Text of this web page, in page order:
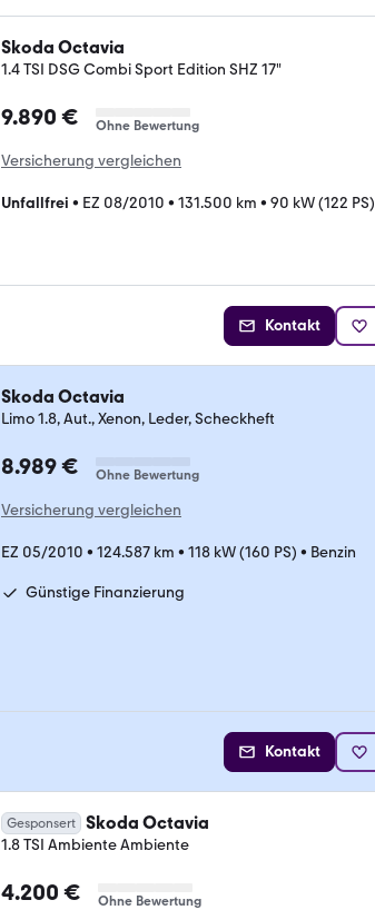
Skoda Octavia
1.4 TSI DSG Combi Sport Edition SHZ 17"
9.890 € Ohne Bewertung
Versicherung vergleichen
Unfallfrei • EZ 08/2010 • 131.500 km • 90 kW (122 PS)
Kontakt
Skoda Octavia
Limo 1.8, Aut., Xenon, Leder, Scheckheft
8.989 € Ohne Bewertung
Versicherung vergleichen
EZ 05/2010 • 124.587 km • 118 kW (160 PS) • Benzin
Günstige Finanzierung
Kontakt
Gesponsert Skoda Octavia
1.8 TSI Ambiente Ambiente
4.200 € Ohne Bewertung